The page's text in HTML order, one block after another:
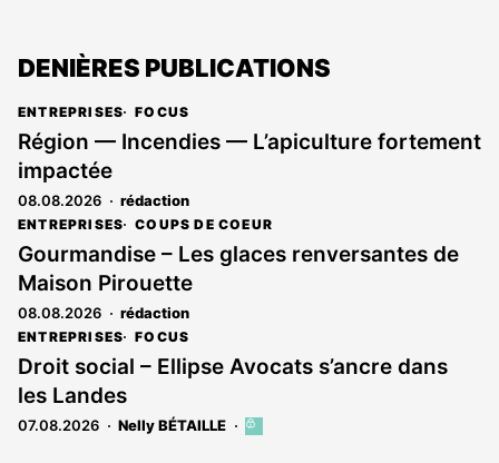
DENIÈRES PUBLICATIONS
ENTREPRISES FOCUS
Région — Incendies — L’apiculture fortement
impactée
08.08.2026 rédaction
ENTREPRISES COUPS DE COEUR
Gourmandise – Les glaces renversantes de
Maison Pirouette
08.08.2026 rédaction
ENTREPRISES FOCUS
Droit social – Ellipse Avocats s’ancre dans
les Landes
07.08.2026 Nelly BÉTAILLE
Cet